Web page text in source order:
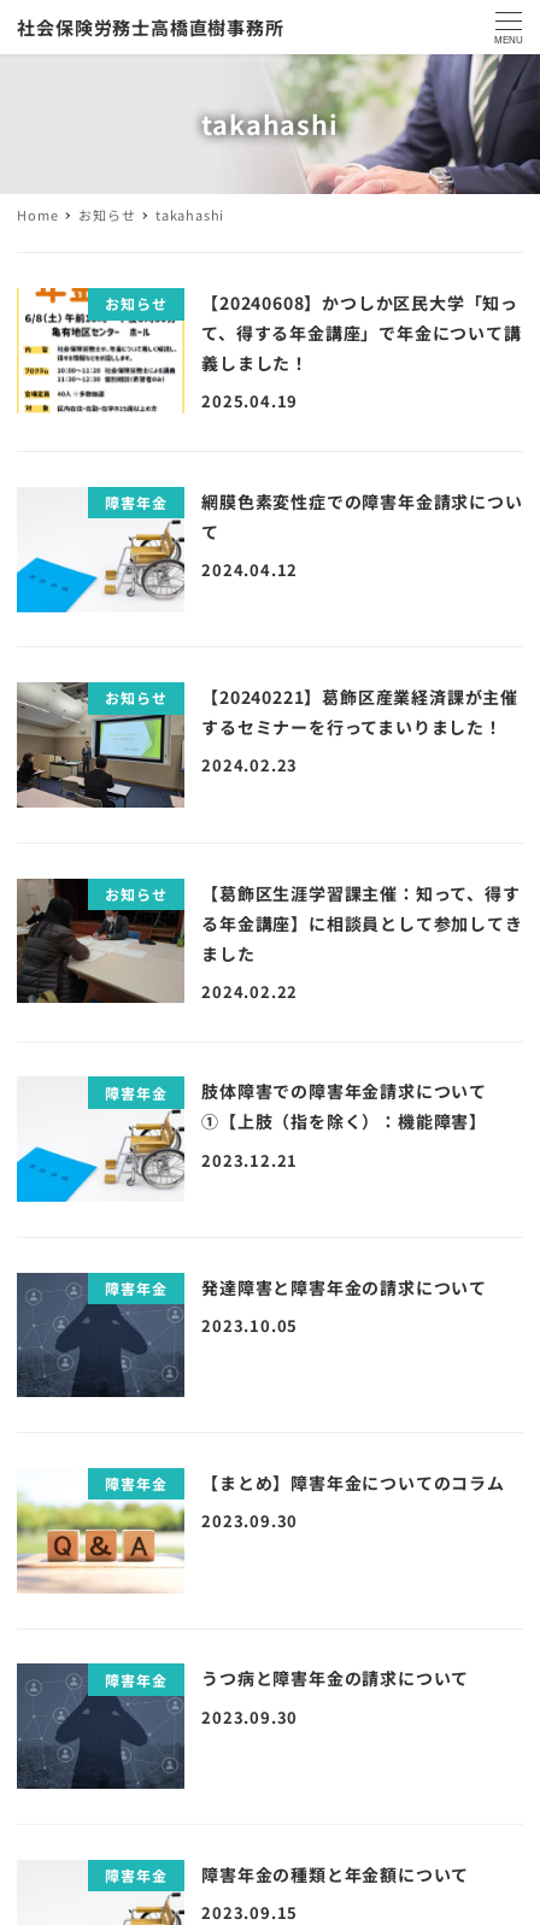
社会保険労務士高橋直樹事務所
MENU
takahashi
Home お知らせ takahashi
お知らせ
【20240608】かつしか区民大学「知っ
て、得する年金講座」で年金について講
義しました！
2025.04.19
障害年金
網膜色素変性症での障害年金請求につい
て
2024.04.12
お知らせ
【20240221】葛飾区産業経済課が主催
するセミナーを行ってまいりました！
2024.02.23
お知らせ
【葛飾区生涯学習課主催：知って、得す
る年金講座】に相談員として参加してき
ました
2024.02.22
障害年金
肢体障害での障害年金請求について
①【上肢（指を除く）：機能障害】
2023.12.21
障害年金 発達障害と障害年金の請求について
2023.10.05
障害年金 【まとめ】障害年金についてのコラム
2023.09.30
障害年金 うつ病と障害年金の請求について
2023.09.30
障害年金 障害年金の種類と年金額について
2023.09.15